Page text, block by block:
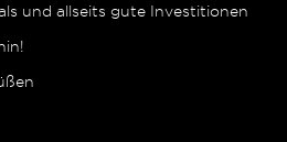
und allseits gute Investitionen